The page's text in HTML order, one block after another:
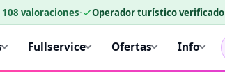
108 valoraciones· Operador turístico verificado
Fullservice Ofertas Info